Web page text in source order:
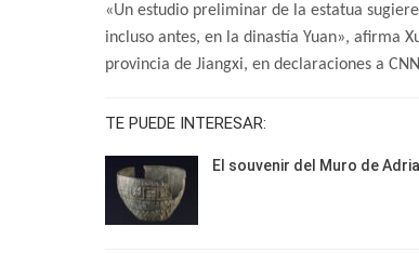
«Un estudio preliminar de la estatua
incluso antes, en la dinastía Yuan», afirma
provincia de Jiangxi, en declaraciones a
TE PUEDE INTERESAR:
El souvenir del Muro de